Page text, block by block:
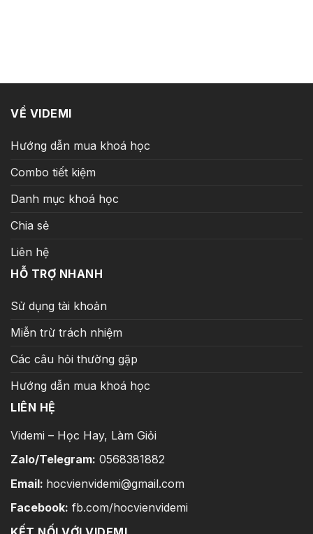
VỀ VIDEMI
Hướng dẫn mua khoá học
Combo tiết kiệm
Danh mục khoá học
Chia sẻ
Liên hệ
HỖ TRỢ NHANH
Sử dụng tài khoản
Miễn trừ trách nhiệm
Các câu hỏi thường gặp
Hướng dẫn mua khoá học
LIÊN HỆ
Videmi – Học Hay, Làm Giỏi
Zalo/Telegram: 0568381882
Email: hocvienvidemi@gmail.com
Facebook: fb.com/hocvienvidemi